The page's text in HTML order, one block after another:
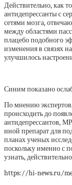
Действительно, как
антидепрессанты с
сетями мозга,
между областями
плацебо подобного
изменения в связях
улучшилось
Синим показано
По мнению
происходить до
антидепрессантов,
иной препарат для
планах ученых
поскольку именно с
узнать,
https://hi-news.ru/